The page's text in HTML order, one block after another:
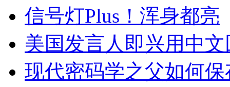
信号灯Plus！浑身都亮
美国发言人即兴用中
现代密码学之父如何